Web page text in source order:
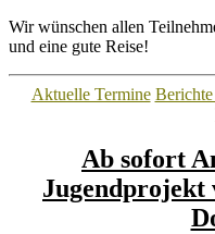
Wir wünschen allen
und eine gute Reise!
Aktuelle Termine
Ab sofort
Jugendprojekt